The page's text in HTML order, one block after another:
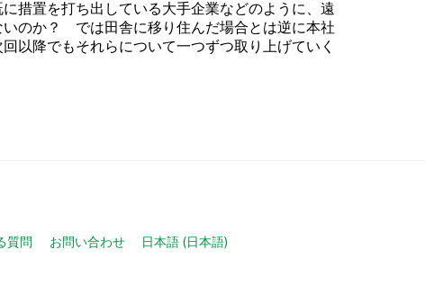
措置を打ち出している大手企業などのように、遠
のか？ では田舎に移り住んだ場合とは逆に本社
以降でもそれらについて一つずつ取り上げていく
質問 お問い合わせ 日本語(日本語)